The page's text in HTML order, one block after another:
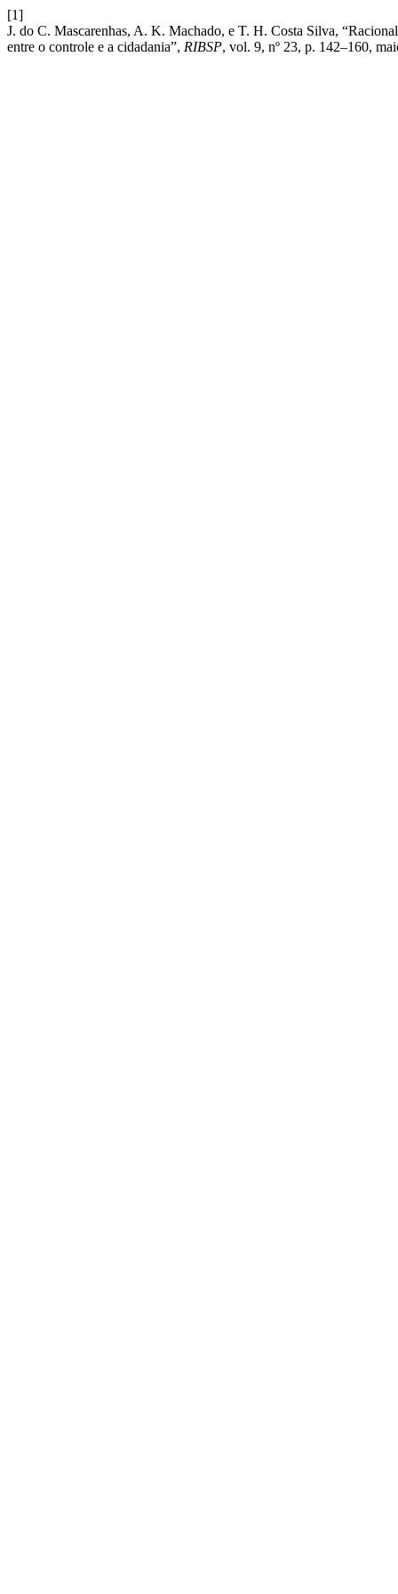
[1]
J. do C. Mascarenhas, A. K. Machado, e T. H. Costa Silva,
entre o controle e a cidadania”, RIBSP, vol. 9, nº 23, p. 142–160,